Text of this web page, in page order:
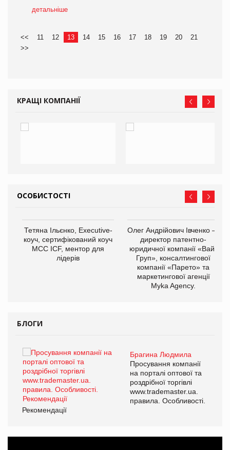
детальніше
<< 11 12 13 14 15 16 17 18 19 20
21
>>
КРАЩІ КОМПАНІЇ
ОСОБИСТОСТІ
Тетяна Ільєнко, Executive-
коуч, сертифікований коуч
МСС ICF, ментор для
лідерів
Олег Андрійович Івченко —
директор патентно-
юридичної компанії «Вайз
Груп», консалтингової
компанії «Парето» та
маркетингової агенції
Myka Agency.
БЛОГИ
Брагина Людмила
Просування компанії
на порталі оптової та
роздрібної торгівлі
www.trademaster.ua.
правила. Особливості.
Рекомендації